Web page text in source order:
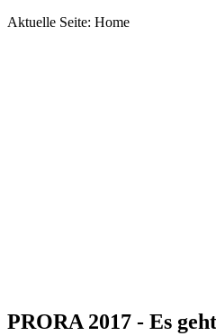
Aktuelle Seite: Home
PRORA 2017 - Es